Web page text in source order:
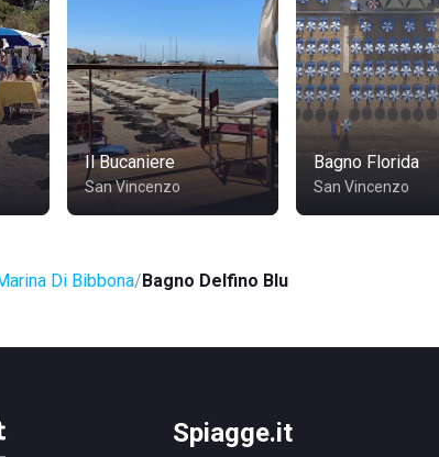
Il Bucaniere
San Vincenzo
Bagno Florida
San Vincenzo
Di Bibbona Bagno Delfino Blu
Spiagge.it